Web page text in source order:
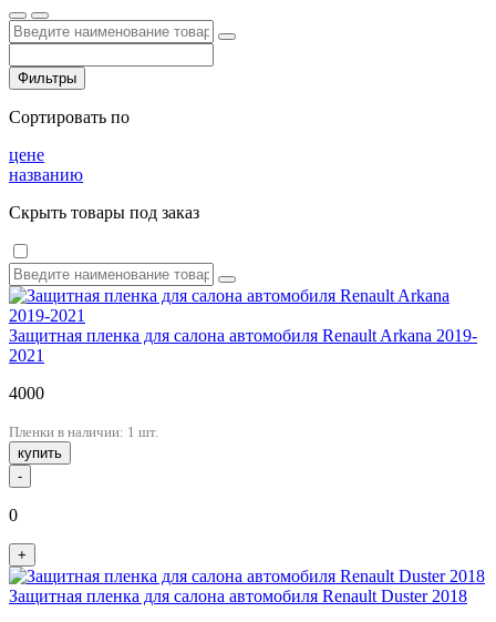
Фильтры
Сортировать по
цене
названию
Скрыть товары под заказ
Защитная пленка для салона автомобиля Renault Arkana 2019-
2021
4000
Пленки в наличии: 1 шт.
купить
-
0
+
Защитная пленка для салона автомобиля Renault Duster 2018